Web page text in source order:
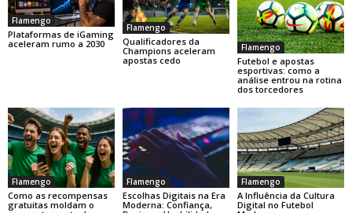
Flamengo
Plataformas de iGaming
aceleram rumo a 2030
Flamengo
Qualificadores da
Champions aceleram
apostas cedo
Flamengo
Futebol e apostas
esportivas: como a
análise entrou na rotina
dos torcedores
Flamengo
Como as recompensas
gratuitas moldam o
Flamengo
Escolhas Digitais na Era
Moderna: Confiança,
Flamengo
A Influência da Cultura
Digital no Futebol